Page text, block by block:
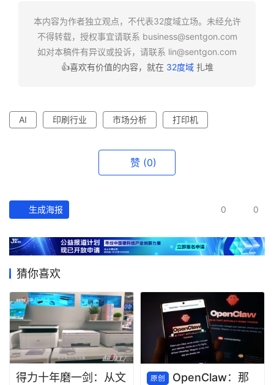
本内容为作者独立观点，不代表32度域立场。未经允许
不得转载，授权事宜请联系 business@sentgon.com
如对本稿件有异议或投诉，请联系 lin@sentgon.com
👍喜欢有价值的内容，就在 32度域扎堆
AI 印刷行业 市场分析 打印机
赞 (0)
生成海报 0 0
猜你喜欢
得力十年磨一剑：从文
原创
OpenClaw：那